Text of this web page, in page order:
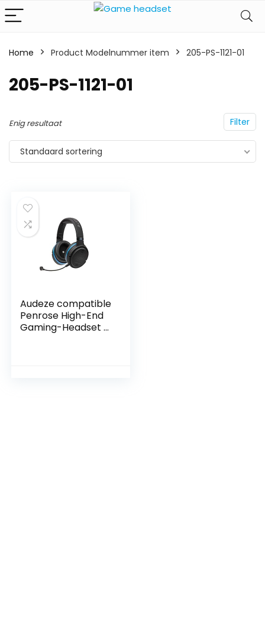
Home Product Modelnummer item ‎205-PS-1121-01
‎205-PS-1121-01
Filter
Enig resultaat
Standaard sortering
Audeze compatible
Penrose High-End
Gaming-Headset –